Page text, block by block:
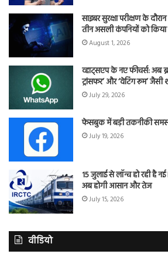
साइबर सुरक्षा परीक्षण के
तीन असली कंपनियों को किया
August 1, 2026
व्हाट्सएप के नए फीचर्स: अब
ट्रांसफर’ और ‘वेटिंग रूम’ जैसी
July 29, 2026
फेसबुक में बड़ी तकनीकी
July 19, 2026
15 जुलाई से लॉन्च हो रही है
अब होगी आसान और तेज
July 15, 2026
वीडियो